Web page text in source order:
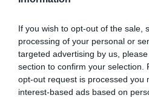
If you wish to opt-out of the sale,
processing of your personal or
targeted advertising by us,
section to confirm your selection.
opt-out request is processed you
interest-based ads based on
Afegir
Estigues informat amb les
ACTIVAR ARA